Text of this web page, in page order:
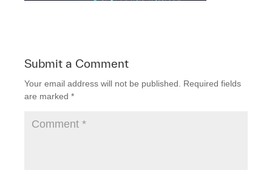
Submit a Comment
Your email address will not be published.
Required fields
are marked *